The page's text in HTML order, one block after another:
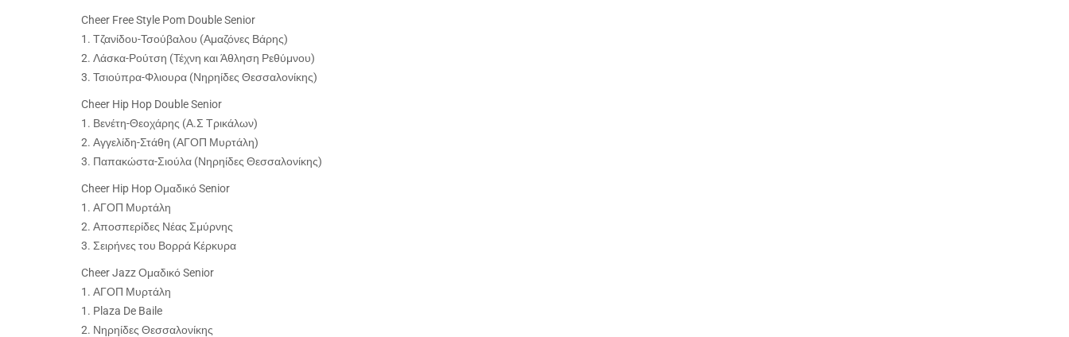
Cheer Free Style Pom Double Senior
1. Τζανίδου-Τσούβαλου (Αμαζόνες Βάρης)
2. Λάσκα-Ρούτση (Τέχνη και Άθληση Ρεθύμνου)
3. Τσιούπρα-Φλιουρα (Νηρηίδες Θεσσαλονίκης)
Cheer Hip Hop Double Senior
1. Βενέτη-Θεοχάρης (Α.Σ Τρικάλων)
2. Αγγελίδη-Στάθη (ΑΓΟΠ Μυρτάλη)
3. Παπακώστα-Σιούλα (Νηρηίδες Θεσσαλονίκης)
Cheer Hip Hop Ομαδικό Senior
1. ΑΓΟΠ Μυρτάλη
2. Αποσπερίδες Νέας Σμύρνης
3. Σειρήνες του Βορρά Κέρκυρα
Cheer Jazz Ομαδικό Senior
1. ΑΓΟΠ Μυρτάλη
1. Plaza De Baile
2. Νηρηίδες Θεσσαλονίκης